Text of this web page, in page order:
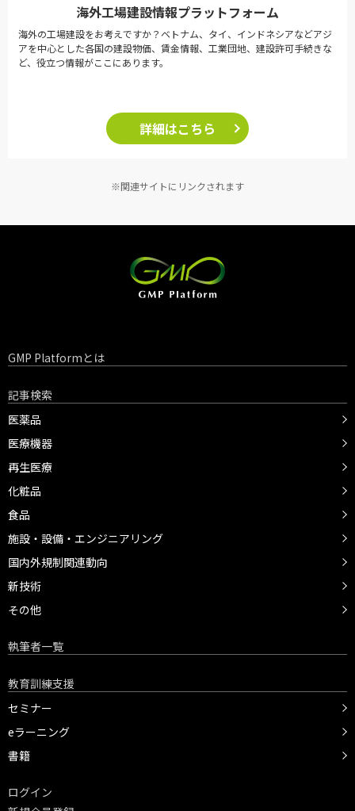
海外工場建設情報プラットフォーム
海外の工場建設をお考えですか？ベトナム、タイ、インドネシアなどアジ
アを中心とした各国の建設物価、賃金情報、工業団地、建設許可手続きな
ど、役立つ情報がここにあります。
詳細はこちら
※関連サイトにリンクされます
GMP Platformとは
記事検索
医薬品
医療機器
再生医療
化粧品
食品
施設・設備・エンジニアリング
国内外規制関連動向
新技術
その他
執筆者一覧
教育訓練支援
セミナー
eラーニング
書籍
ログイン